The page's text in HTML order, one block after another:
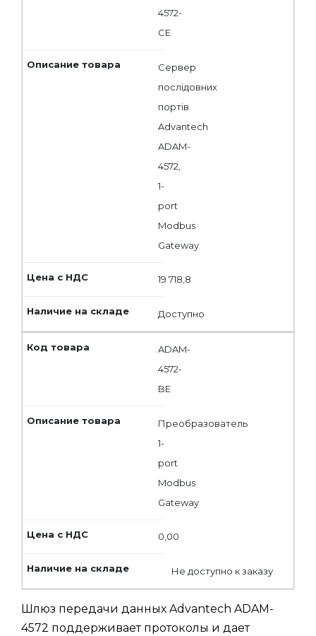
4572-
CE
Сервер
послідовних
портів
Advantech
ADAM-
4572,
1-
port
Modbus
Gateway
19 718,8
Доступно
ADAM-
4572-
BE
Преобразователь
1-
port
Modbus
Gateway
0,00
Не доступно к заказу
Шлюз передачи данных Advantech ADAM-
4572 поддерживает протоколы и дает